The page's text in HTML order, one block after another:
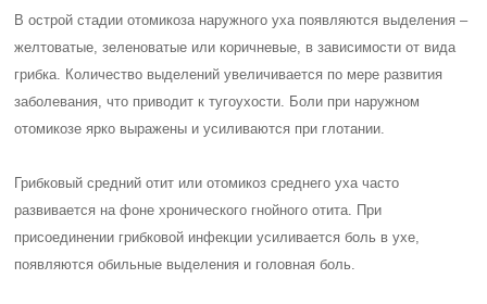
В острой стадии отомикоза наружного уха появляются выделения –
желтоватые, зеленоватые или коричневые, в зависимости от вида
грибка. Количество выделений увеличивается по мере развития
заболевания, что приводит к тугоухости. Боли при наружном
отомикозе ярко выражены и усиливаются при глотании.
Грибковый средний отит или отомикоз среднего уха часто
развивается на фоне хронического гнойного отита. При
присоединении грибковой инфекции усиливается боль в ухе,
появляются обильные выделения и головная боль.